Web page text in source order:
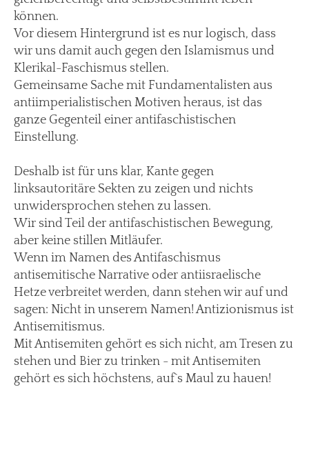
können.
Vor diesem Hintergrund ist es nur logisch, dass
wir uns damit auch gegen den Islamismus und
Klerikal-Faschismus stellen.
Gemeinsame Sache mit Fundamentalisten aus
antiimperialistischen Motiven heraus, ist das
ganze Gegenteil einer antifaschistischen
Einstellung.
Deshalb ist für uns klar, Kante gegen
linksautoritäre Sekten zu zeigen und nichts
unwidersprochen stehen zu lassen.
Wir sind Teil der antifaschistischen Bewegung,
aber keine stillen Mitläufer.
Wenn im Namen des Antifaschismus
antisemitische Narrative oder antiisraelische
Hetze verbreitet werden, dann stehen wir auf und
sagen: Nicht in unserem Namen! Antizionismus ist
Antisemitismus.
Mit Antisemiten gehört es sich nicht, am Tresen zu
stehen und Bier zu trinken - mit Antisemiten
gehört es sich höchstens, auf`s Maul zu hauen!